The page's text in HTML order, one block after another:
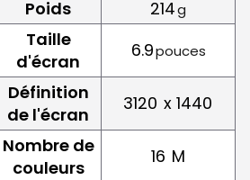
Poids 214g
Taille
d'écran
6.9pouces
Définition
de l'écran
3120 x 1440
Nombre de
couleurs
16 M